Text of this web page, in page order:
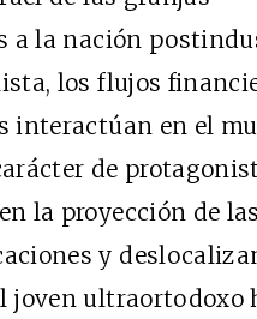
a la nación
los flujos
interactúan en el
de
la proyección de las
y
joven ultraortodoxo